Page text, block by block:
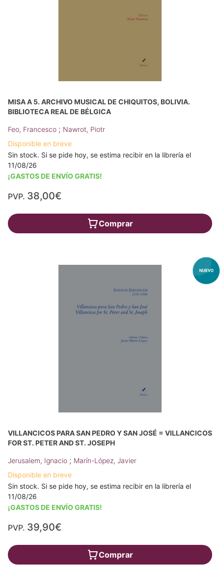
MISA A 5. ARCHIVO MUSICAL DE CHIQUITOS, BOLIVIA.
BIBLIOTECA REAL DE BÉLGICA
Feo, Francesco ; Nawrot, Piotr
Disponible en breve
Sin stock. Si se pide hoy, se estima recibir en la librería el
11/08/26
¡GASTOS DE ENVÍO GRATIS!
PVP. 38,00€
Comprar
VILLANCICOS PARA SAN PEDRO Y SAN JOSÉ = VILLANCICOS
FOR ST. PETER AND ST. JOSEPH
Jerusalem, Ignacio ; Marín-López, Javier
Disponible en breve
Sin stock. Si se pide hoy, se estima recibir en la librería el
11/08/26
¡GASTOS DE ENVÍO GRATIS!
PVP. 39,90€
Comprar